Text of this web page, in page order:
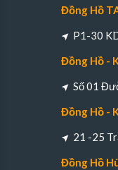
Đồng Hồ
P1-30
Đồng Hồ -
Số 01
Đồng Hồ -
21 -25
Đồng Hồ